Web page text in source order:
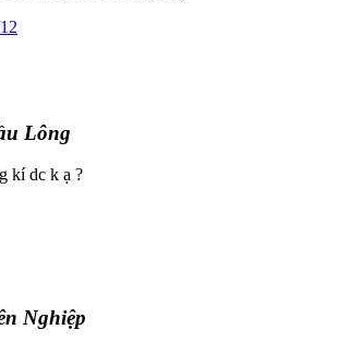
Lông
kí dc k ạ ?
Nghiệp